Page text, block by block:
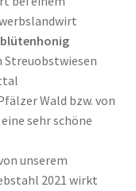
Streuobstwiesen
Wald bzw. von
sehr schöne
unserem
2021 wirkt